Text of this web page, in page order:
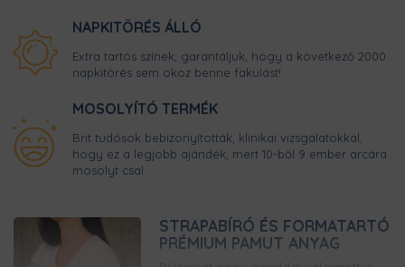
NAPKITÖRÉS ÁLLÓ
Extra tartós színek, garantáljuk, hogy a következő 2000
napkitörés sem okoz benne fakulást!
MOSOLYÍTÓ TERMÉK
Brit tudósok bebizonyították, klinikai vizsgálatokkal,
hogy ez a legjobb ajándék, mert 10-ből 9 ember arcára
mosolyt csal.
STRAPABÍRÓ ÉS FORMATARTÓ
PRÉMIUM PAMUT ANYAG